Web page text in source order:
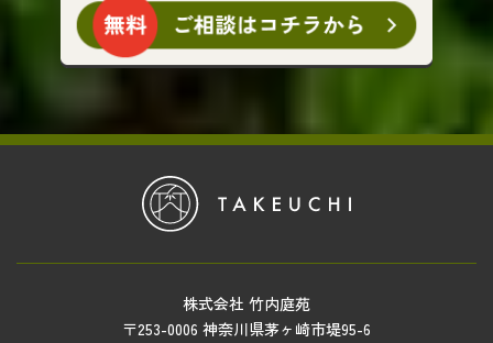
株式会社 竹内庭苑
〒253-0006 神奈川県茅ヶ崎市堤95-6